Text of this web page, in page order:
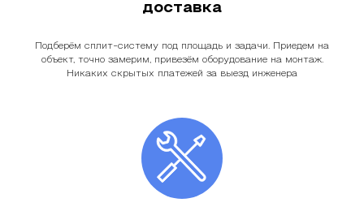
доставка
Подберём сплит-систему под площадь и задачи. Приедем на
объект, точно замерим, привезём оборудование на монтаж.
Никаких скрытых платежей за выезд инженера